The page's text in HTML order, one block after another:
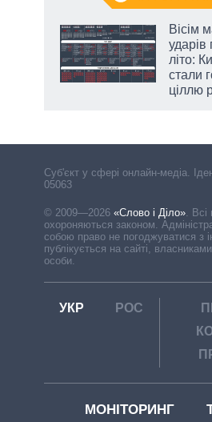
Вісім
ударів
літо:
стали
ціллю
Cуб'єкт у сфері онлайн-медіа.
05063
© 2009—2026 «Слово і Діло» Всі
охороняються законом.
собою право не погоджуватися з
публікується на сайті,
особи.
УКР РОС
МОНІТОРИНГ